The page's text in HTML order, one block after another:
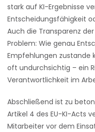
stark auf KI-Ergebnisse
Entscheidungsfähigkeit
Auch die Transparenz
Problem: Wie genau
Empfehlungen zustande
oft undurchsichtig – ein
Verantwortlichkeit im
Abschließend ist zu
Artikel 4 des EU-KI-Acts
Mitarbeiter vor dem